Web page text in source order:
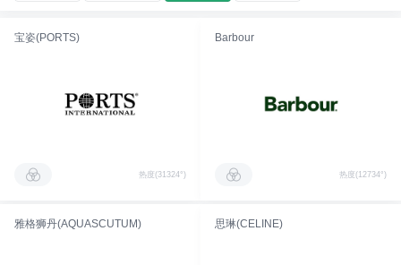
宝姿(PORTS)
热度(31324°)
Barbour
热度(12734°)
雅格狮丹(AQUASCUTUM) 思琳(CELINE)